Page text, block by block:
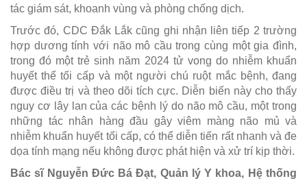
tác giám sát, khoanh vùng và phòng chống dịch.
Trước đó, CDC Đắk Lắk cũng ghi nhận liên tiếp 2 trường
hợp dương tính với não mô cầu trong cùng một gia đình,
trong đó một trẻ sinh năm 2024 tử vong do nhiễm khuẩn
huyết thể tối cấp và một người chú ruột mắc bệnh, đang
được điều trị và theo dõi tích cực. Diễn biến này cho thấy
nguy cơ lây lan của các bệnh lý do não mô cầu, một trong
những tác nhân hàng đầu gây viêm màng não mủ và
nhiễm khuẩn huyết tối cấp, có thể diễn tiến rất nhanh và đe
dọa tính mạng nếu không được phát hiện và xử trí kịp thời.
Bác sĩ Nguyễn Đức Bá Đạt, Quản lý Y khoa, Hệ thống